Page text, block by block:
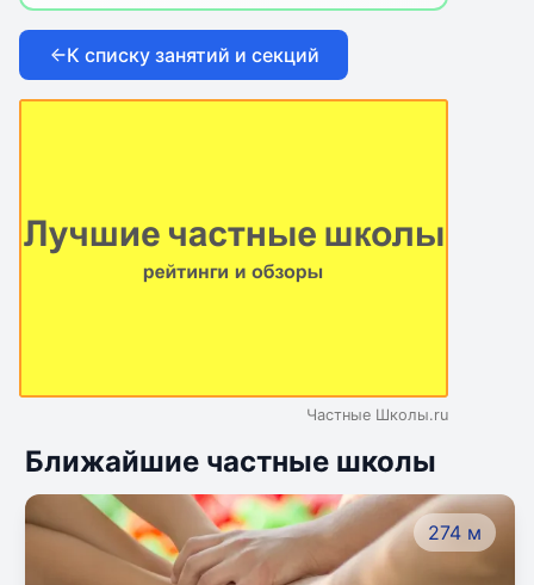
К списку занятий и секций
Частные Школы.ru
Ближайшие частные школы
274 м